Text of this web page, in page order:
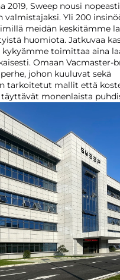
2019, Sweep nousi
valmistajaksi. Yli 200
meidän keskitämme
huomiota. Jatkuvaa
toimittaa aina
Omaan Vacmaster-
johon kuuluvat sekä
tarkoitetut mallit että
monenlaista